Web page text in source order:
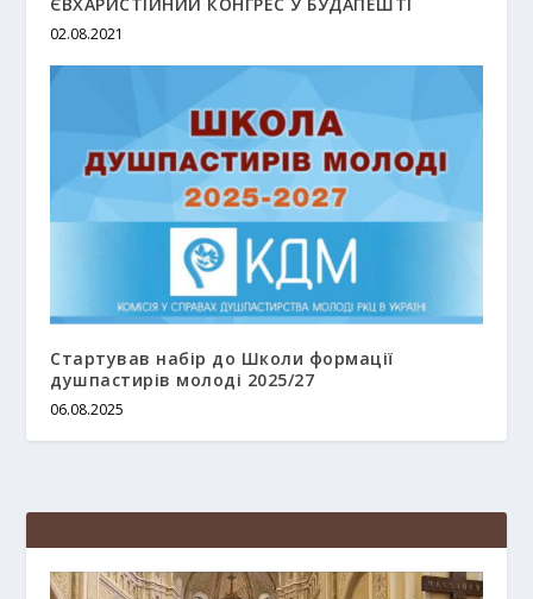
02.08.2021
Стартував набір до Школи формації
душпастирів молоді 2025/27
06.08.2025